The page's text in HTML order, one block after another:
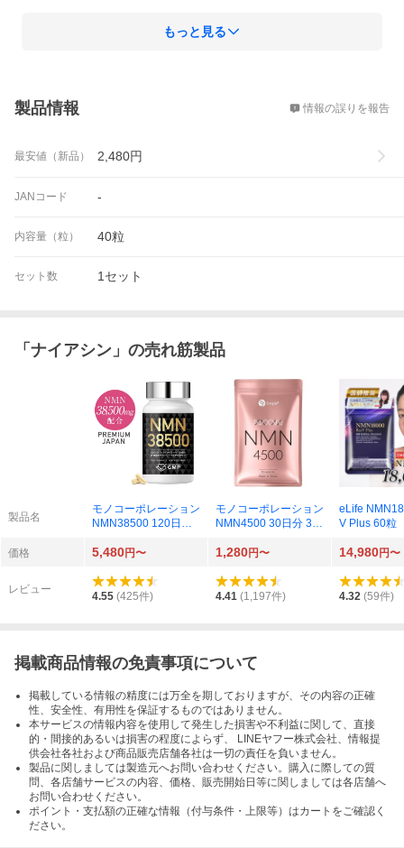
もっと見る
製品情報 情報の誤りを報告
最安値（新品） 2,480円
JANコード -
内容量（粒） 40粒
セット数 1セット
「 ナイアシン 」の売れ筋製品
製品名
モノコーポレーション
NMN38500 120日分
モノコーポレーション
NMN4500 30日分 30
eLife
V Plus 60粒
価格 5,480円〜 1,280円〜 14,980円〜
レビュー
4.55 (425件) 4.41 (1,197件) 4.32 (59件)
掲載商品情報の免責事項について
掲載している情報の精度には万全を期しておりますが、その内容の正確
性、安全性、有用性を保証するものではありません。
本サービスの情報内容を使用して発生した損害や不利益に関して、直接
的・間接的あるいは損害の程度によらず、 LINEヤフー株式会社、情報提
供会社各社および商品販売店舗各社は一切の責任を負いません。
製品に関しましては製造元へお問い合わせください。購入に際しての質
問、各店舗サービスの内容、価格、販売開始日等に関しましては各店舗へ
お問い合わせください。
ポイント・支払額の正確な情報（付与条件・上限等）はカートをご確認く
ださい。